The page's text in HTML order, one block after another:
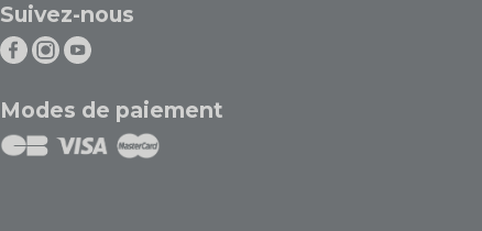
Suivez-nous
Modes de paiement